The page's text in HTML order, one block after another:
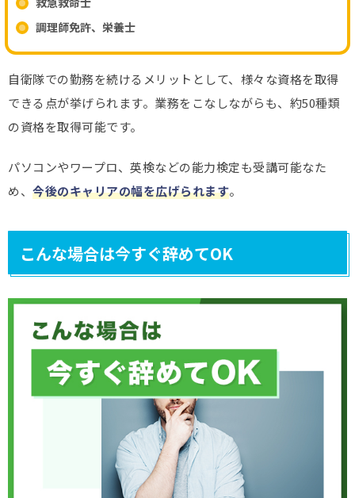
調理師免許、栄養士
自衛隊での勤務を続けるメリットとして、様々な資格を取得
できる点が挙げられます。業務をこなしながらも、約50種類
の資格を取得可能です。
パソコンやワープロ、英検などの能力検定も受講可能なた
め、 今後のキャリアの幅を広げられます。
こんな場合は今すぐ辞めてOK